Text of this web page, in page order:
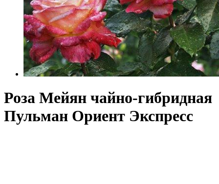
Роза Мейян чайно-гибридная
Пульман Ориент Экспресс